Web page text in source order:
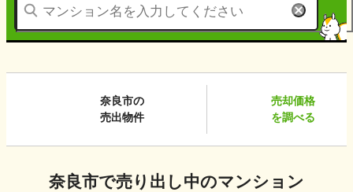
奈良市の
売出物件
売却価格
を調べる
奈良市で売り出し中のマンション